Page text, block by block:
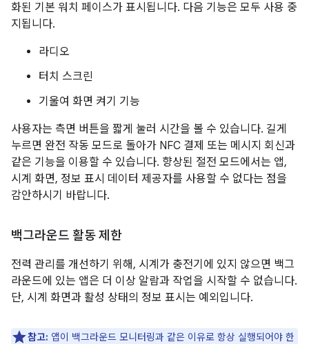
화된 기본 워치 페이스가 표시됩니다. 다음 기능은 모두 사용 중
지됩니다.
라디오
터치 스크린
기울여 화면 켜기 기능
사용자는 측면 버튼을 짧게 눌러 시간을 볼 수 있습니다. 길게
누르면 완전 작동 모드로 돌아가 NFC 결제 또는 메시지 회신과
같은 기능을 이용할 수 있습니다. 향상된 절전 모드에서는 앱,
시계 화면, 정보 표시 데이터 제공자를 사용할 수 없다는 점을
감안하시기 바랍니다.
백그라운드 활동 제한
전력 관리를 개선하기 위해, 시계가 충전기에 있지 않으면 백그
라운드에 있는 앱은 더 이상 알람과 작업을 시작할 수 없습니다.
단, 시계 화면과 활성 상태의 정보 표시는 예외입니다.
참고: 앱이 백그라운드 모니터링과 같은 이유로 항상 실행되어야 한